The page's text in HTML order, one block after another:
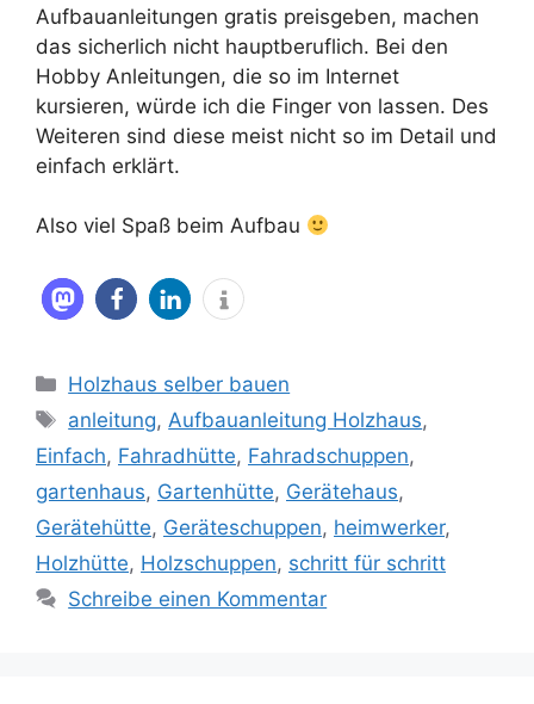
Aufbauanleitungen gratis preisgeben, machen
das sicherlich nicht hauptberuflich. Bei den
Hobby Anleitungen, die so im Internet
kursieren, würde ich die Finger von lassen. Des
Weiteren sind diese meist nicht so im Detail und
einfach erklärt.
Also viel Spaß beim Aufbau
Kategorien
Holzhaus selber bauen
Schlagwörter
anleitung, Aufbauanleitung Holzhaus,
Einfach, Fahradhütte, Fahradschuppen,
gartenhaus, Gartenhütte, Gerätehaus,
Gerätehütte, Geräteschuppen, heimwerker,
Holzhütte, Holzschuppen, schritt für schritt
Schreibe einen Kommentar